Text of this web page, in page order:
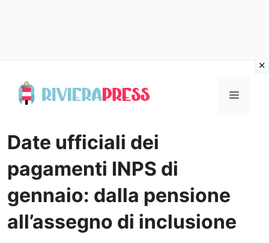
Menu
Date ufficiali dei
pagamenti INPS di
gennaio: dalla pensione
all’assegno di inclusione